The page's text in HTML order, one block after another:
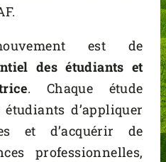
est de
des étudiants et
. Chaque étude
d’appliquer
et d’acquérir de
professionnelles,